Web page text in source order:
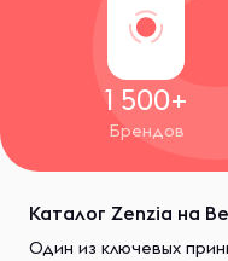
1 500+
Брендов
Каталог Zenzia на
Один из ключевых